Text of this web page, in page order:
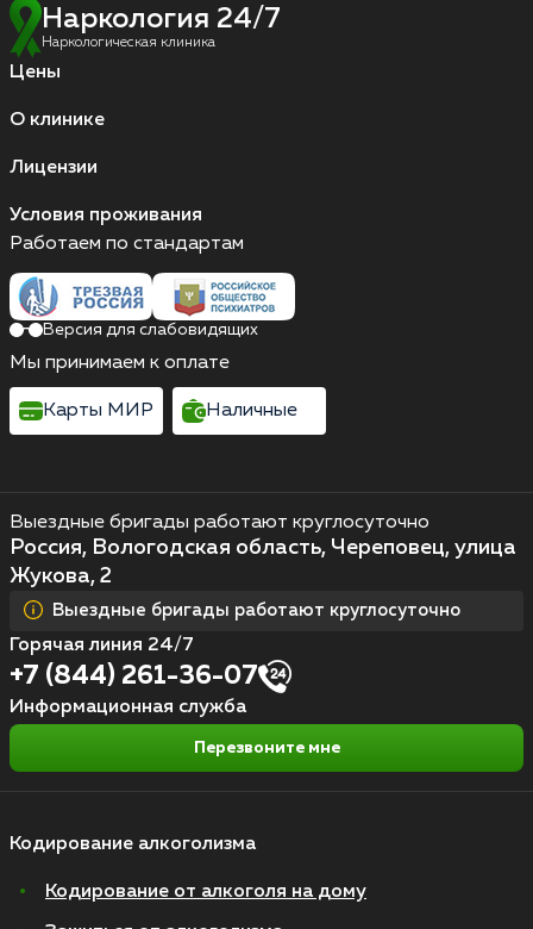
Наркология 24/7
Наркологическая клиника
Цены
О клинике
Лицензии
Условия проживания
Кодирование алкоголизма
Кодирование от алкоголя на дому
Выездные бригады работают круглосуточно
Россия, Вологодская область, Череповец, улица
Жукова, 2
Выездные бригады работают круглосуточно
Горячая линия 24/7
+7 (844) 261-36-07
Информационная служба
Перезвоните мне
Работаем по стандартам
Версия для слабовидящих
Мы принимаем к оплате
Карты МИР Наличные